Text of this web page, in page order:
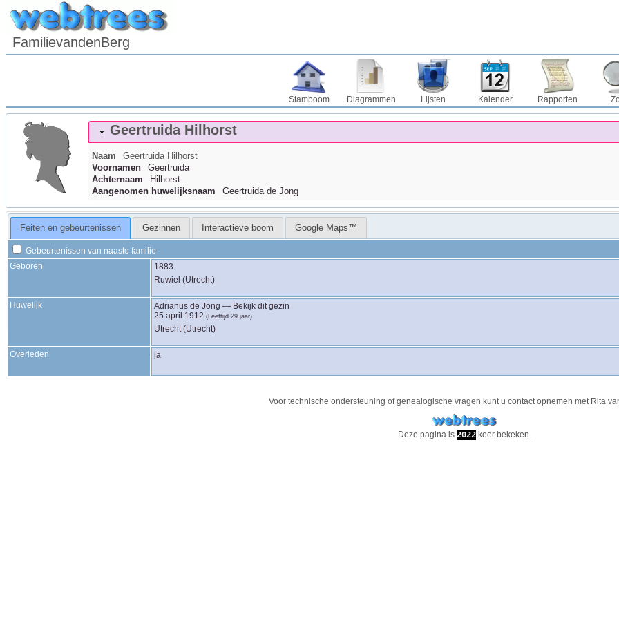
FamilievandenBerg
Stamboom Diagrammen Lijsten Kalender Rapporten
Geertruida Hilhorst
Naam Geertruida Hilhorst
Voornamen
Geertruida
Achternaam
Hilhorst
Aangenomen huwelijksnaam
Geertruida de Jong
Feiten en gebeurtenissen Gezinnen Interactieve boom Google Maps™
Gebeurtenissen van naaste familie
Geboren
1883
Ruwiel (Utrecht)
Huwelijk Adrianus de Jong — Bekijk dit gezin
25 april 1912 (Leeftijd 29 jaar)
Utrecht (Utrecht)
Overleden ja
Voor technische ondersteuning of genealogische vragen kunt u contact opnemen met Rita
Deze pagina is 2022keer bekeken.